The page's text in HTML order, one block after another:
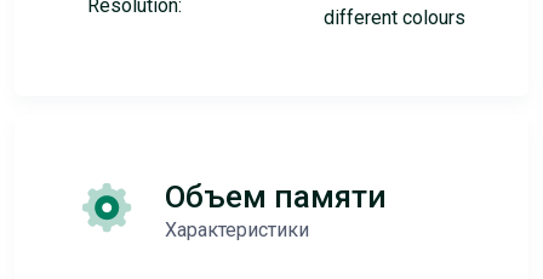
Resolution:
different colours
Объем памяти
Характеристики